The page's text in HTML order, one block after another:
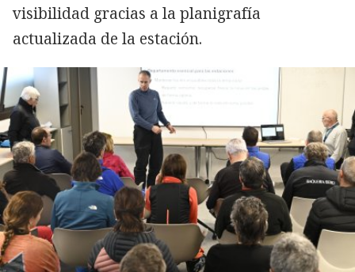
visibilidad gracias a la planigrafía
actualizada de la estación.